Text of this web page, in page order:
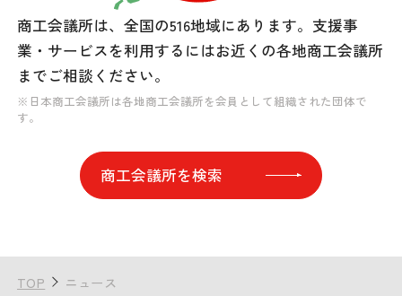
商工会議所は、全国の516地域にあります。 支援事
業・サービスを利用するにはお近くの各地商工会議所
までご相談ください。
※日本商工会議所は各地商工会議所を会員として組織された団体で
す。
商工会議所を検索
TOP ニュース